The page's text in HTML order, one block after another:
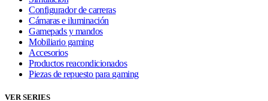
Configurador de carreras
Cámaras e iluminación
Gamepads y mandos
Mobiliario gaming
Accesorios
Productos reacondicionados
Piezas de repuesto para gaming
VER SERIES